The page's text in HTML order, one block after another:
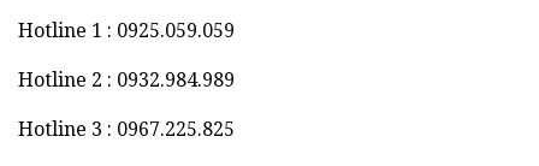
Hotline 1 : 0925.059.059
Hotline 2 : 0932.984.989
Hotline 3 : 0967.225.825